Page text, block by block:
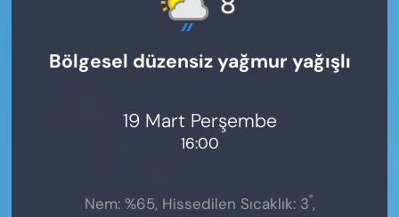
Bölgesel düzensiz yağmur yağışlı
19 Mart Perşembe
16:00
Nem: %65, Hissedilen Sıcaklık: 3°,